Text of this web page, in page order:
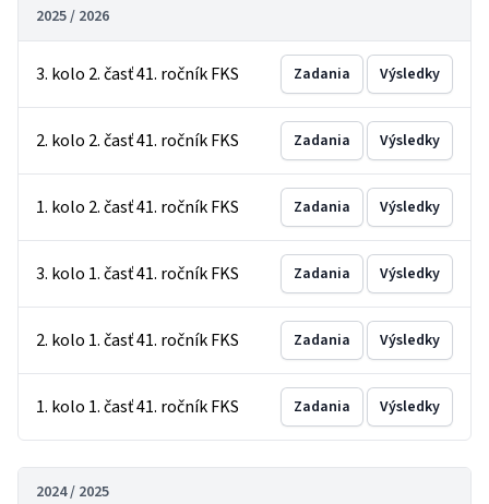
2025 / 2026
3. kolo 2. časť 41. ročník FKS Zadania Výsledky
2. kolo 2. časť 41. ročník FKS Zadania Výsledky
1. kolo 2. časť 41. ročník FKS Zadania Výsledky
3. kolo 1. časť 41. ročník FKS Zadania Výsledky
2. kolo 1. časť 41. ročník FKS Zadania Výsledky
1. kolo 1. časť 41. ročník FKS Zadania Výsledky
2024 / 2025